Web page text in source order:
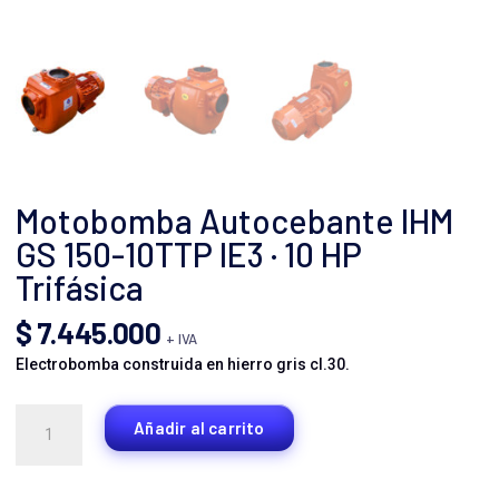
Motobomba Autocebante IHM
GS 150-10TTP IE3 · 10 HP
Trifásica
$7.445.000 + IVA
Electrobomba construida en hierro gris cl.30.
Autocebante
Añadir al carrito